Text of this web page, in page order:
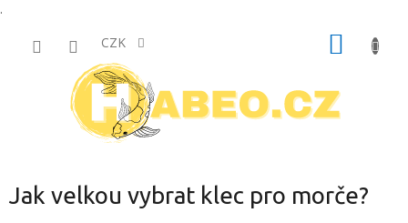
.
CZK
Jak velkou vybrat klec pro morče?